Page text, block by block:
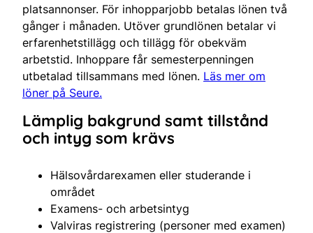
platsannonser. För inhopparjobb betalas lönen två
gånger i månaden. Utöver grundlönen betalar vi
erfarenhetstillägg och tillägg för obekväm
arbetstid. Inhoppare får semesterpenningen
utbetalad tillsammans med lönen. Läs mer om
löner på Seure.
Lämplig bakgrund samt tillstånd
och intyg som krävs
Hälsovårdarexamen eller studerande i
området
Examens- och arbetsintyg
Valviras registrering (personer med examen)